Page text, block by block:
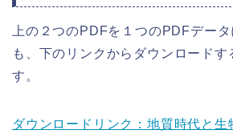
上の２つのPDFを１つのPDFデー
も、下のリンクからダウンロードす
す。
ダウンロードリンク：地質時代と生